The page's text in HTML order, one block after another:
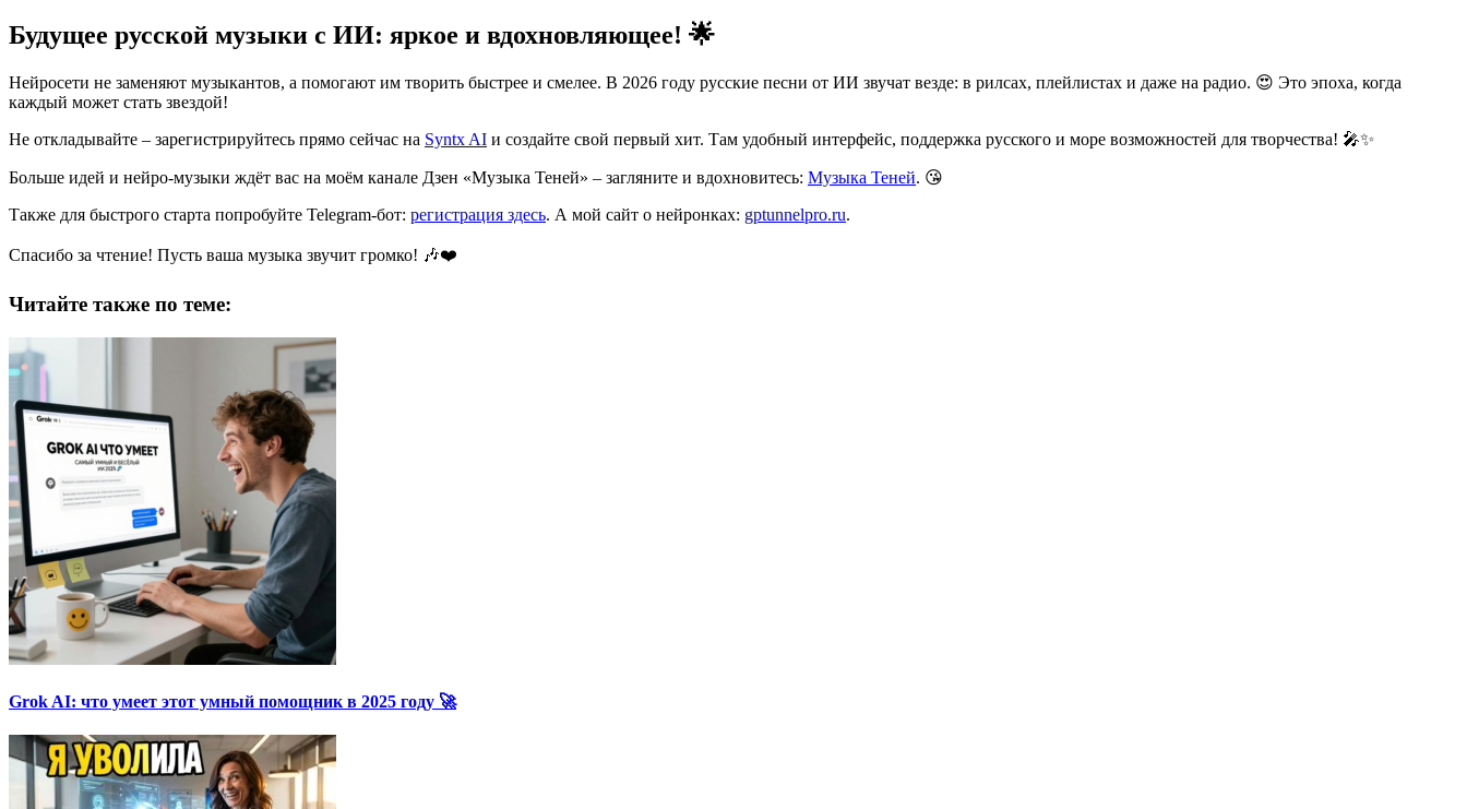
Будущее русской музыки с ИИ: яркое и вдохновляющее! 🌟
Нейросети не заменяют музыкантов, а помогают им творить быстрее и смелее. В 2026 году русские песни от ИИ звучат везде: в рилсах, плейлистах и даже на радио. 😍 Это эпоха, когда
каждый может стать звездой!
Не откладывайте – зарегистрируйтесь прямо сейчас на Syntx AI и создайте свой первый хит. Там удобный интерфейс, поддержка русского и море возможностей для творчества! 🎤✨
Больше идей и нейро-музыки ждёт вас на моём канале Дзен «Музыка Теней» – загляните и вдохновитесь: Музыка Теней. 😘
Также для быстрого старта попробуйте Telegram-бот: регистрация здесь. А мой сайт о нейронках: gptunnelpro.ru.
Спасибо за чтение! Пусть ваша музыка звучит громко! 🎶❤️
Читайте также по теме:
Grok AI: что умеет этот умный помощник в 2025 году 🚀